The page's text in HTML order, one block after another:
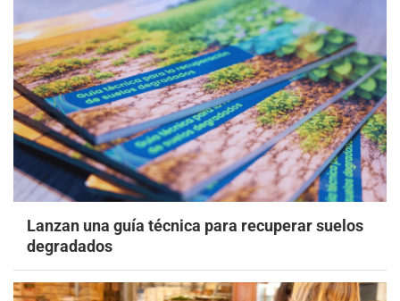
Lanzan una guía técnica para recuperar suelos
degradados